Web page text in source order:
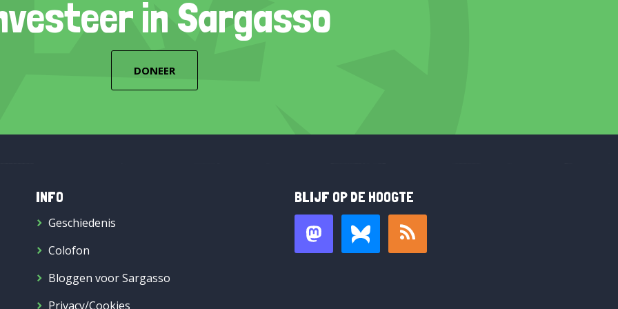
in Sargasso
DONEER
INFO
Geschiedenis
Colofon
Bloggen voor Sargasso
Privacy/Cookies
BLIJF OP DE HOOGTE